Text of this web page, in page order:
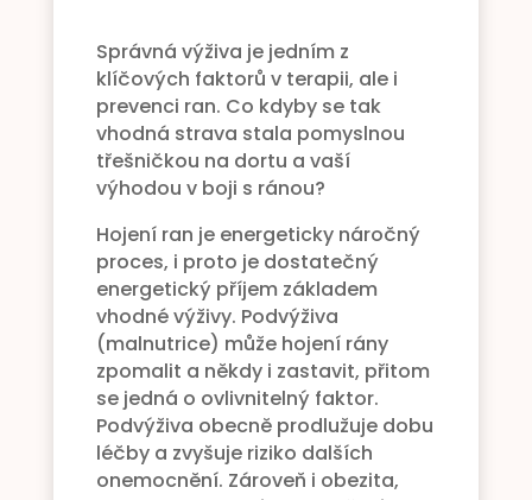
Správná výživa je jedním z
klíčových faktorů v terapii, ale i
prevenci ran. Co kdyby se tak
vhodná strava stala pomyslnou
třešničkou na dortu a vaší
výhodou v boji s ránou?
Hojení ran je energeticky náročný
proces, i proto je dostatečný
energetický příjem základem
vhodné výživy. Podvýživa
(malnutrice) může hojení rány
zpomalit a někdy i zastavit, přitom
se jedná o ovlivnitelný faktor.
Podvýživa obecně prodlužuje dobu
léčby a zvyšuje riziko dalších
onemocnění. Zároveň i obezita,